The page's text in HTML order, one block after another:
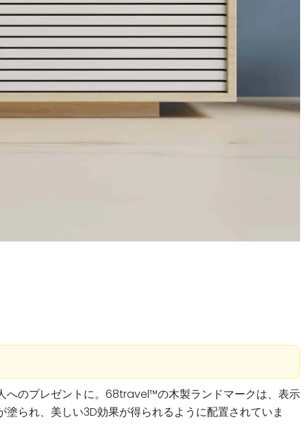
へのプレゼントに。68travel™️の木製ランドマークは、表示
られ、美しい3D効果が得られるように配置されていま